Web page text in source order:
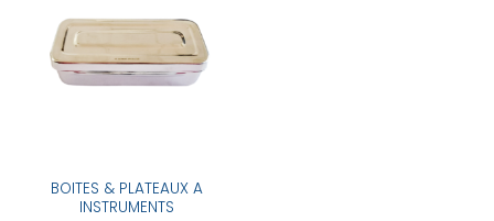
BOITES & PLATEAUX A
INSTRUMENTS